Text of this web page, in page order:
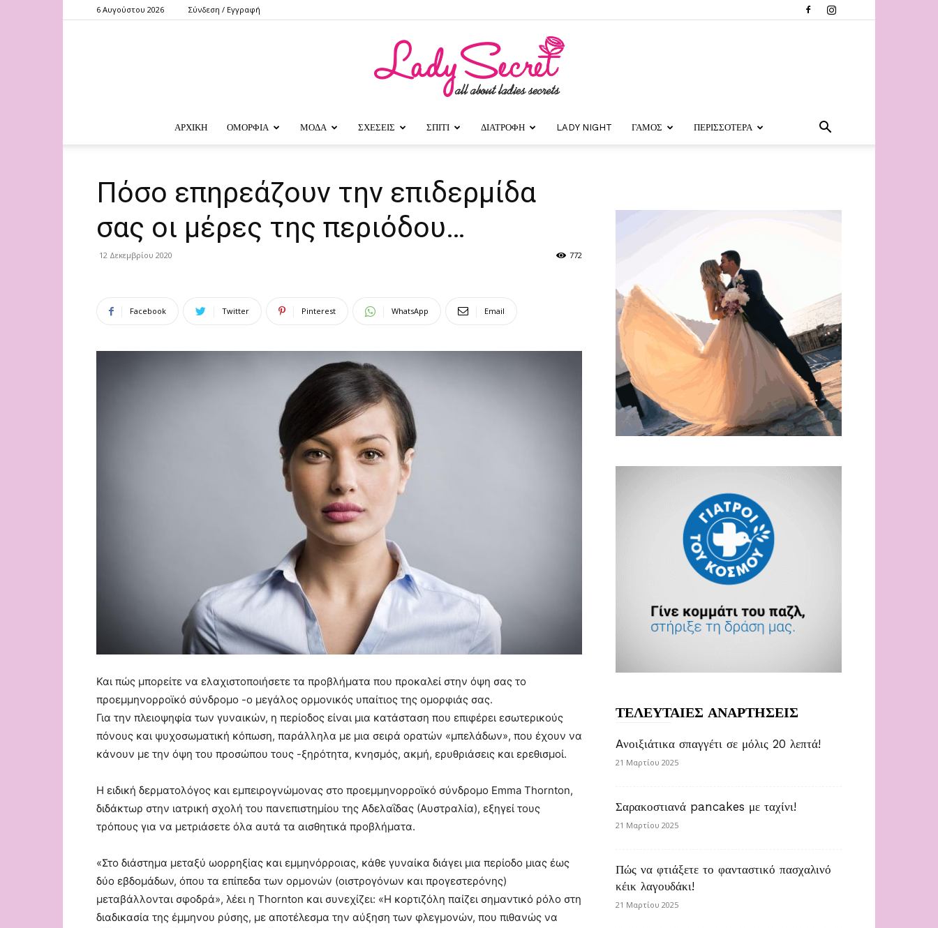
6 Αυγούστου 2026 Σύνδεση / Εγγραφή
ΑΡΧΙΚΗ ΟΜΟΡΦΙΑ ΜΟΔΑ ΣΧΕΣΕΙΣ ΣΠΙΤΙ ΔΙΑΤΡΟΦΗ LADY NIGHT ΓΑΜΟΣ ΠΕΡΙΣΣΟΤΕΡΑ
Πόσο επηρεάζουν την επιδερμίδα
σας οι μέρες της περιόδου…
12 Δεκεμβρίου 2020 772
Facebook Twitter Pinterest WhatsApp Email
Και πώς μπορείτε να ελαχιστοποιήσετε τα προβλήματα που προκαλεί στην όψη σας το
προεμμηνορροϊκό σύνδρομο -ο μεγάλος ορμονικός υπαίτιος της ομορφιάς σας.
Για την πλειοψηφία των γυναικών, η περίοδος είναι μια κατάσταση που επιφέρει εσωτερικούς
πόνους και ψυχοσωματική κόπωση, παράλληλα με μια σειρά ορατών «μπελάδων», που έχουν να
κάνουν με την όψη του προσώπου τους -ξηρότητα, κνησμός, ακμή, ερυθριάσεις και ερεθισμοί.
H ειδική δερματολόγος και εμπειρογνώμονας στο προεμμηνορροϊκό σύνδρομο Emma Thornton,
διδάκτωρ στην ιατρική σχολή του πανεπιστημίου της Αδελαΐδας (Αυστραλία), εξηγεί τους
τρόπους για να μετριάσετε όλα αυτά τα αισθητικά προβλήματα.
«Στο διάστημα μεταξύ ωορρηξίας και εμμηνόρροιας, κάθε γυναίκα διάγει μια περίοδο μιας έως
δύο εβδομάδων, όπου τα επίπεδα των ορμονών (οιστρογόνων και προγεστερόνης)
μεταβάλλονται σφοδρά», λέει η Thornton και συνεχίζει: «Η κορτιζόλη παίζει σημαντικό ρόλο στη
διαδικασία της έμμηνου ρύσης, με αποτέλεσμα την αύξηση των φλεγμονών, που πιθανώς να
ΤΕΛΕΥΤΑΙΕΣ ΑΝΑΡΤΗΣΕΙΣ
Aνοιξιάτικα σπαγγέτι σε μόλις 20 λεπτά!
21 Μαρτίου 2025
Σαρακοστιανά pancakes με ταχίνι!
21 Μαρτίου 2025
Πώς να φτιάξετε το φανταστικό πασχαλινό
κέικ λαγουδάκι!
21 Μαρτίου 2025